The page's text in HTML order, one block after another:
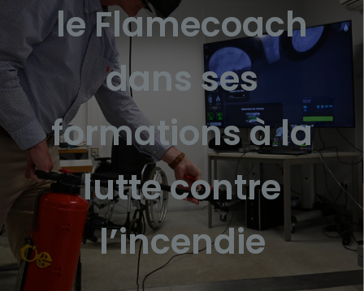
le Flamecoach
dans ses
formations à la
lutte contre
l’incendie